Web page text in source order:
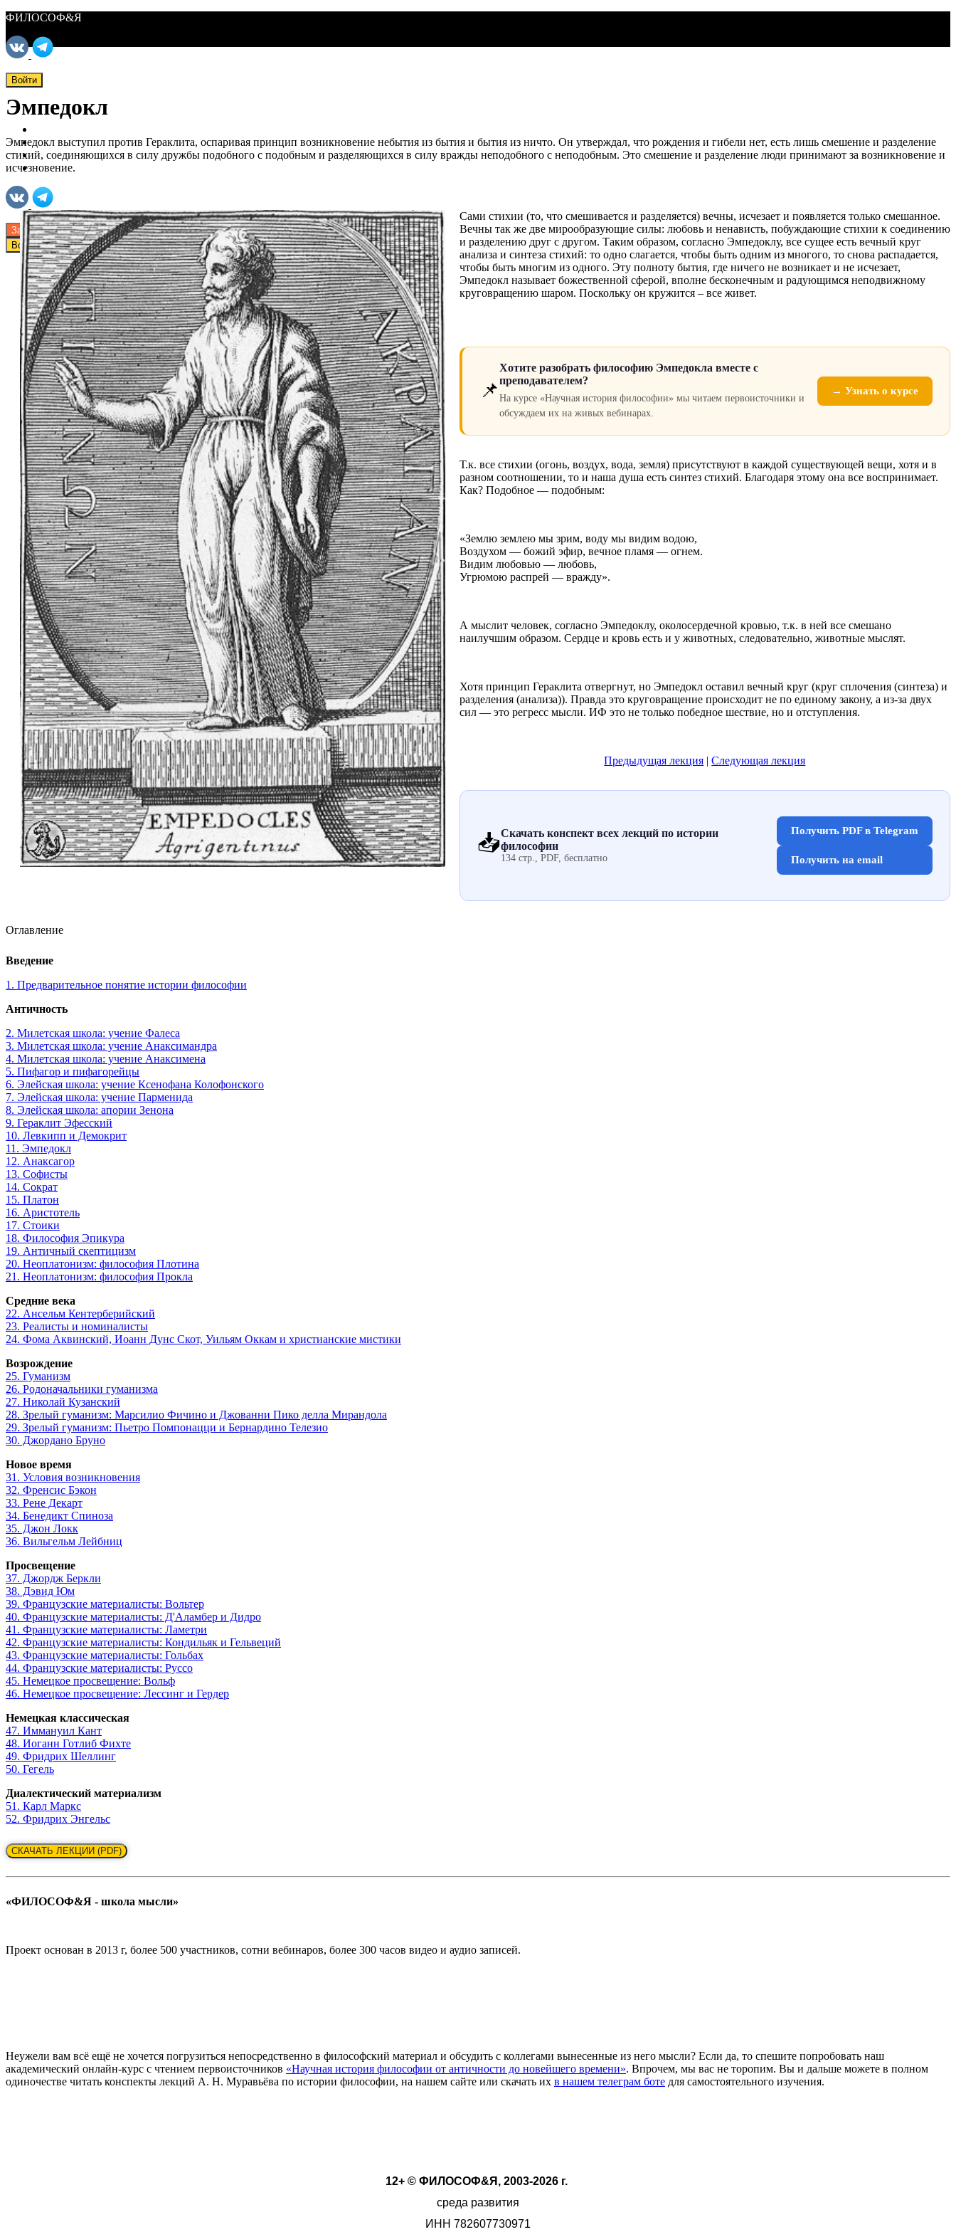
ФИЛОСОФ&Я
Войти
ФИЛОСОФ&Я
Материалы
О нас
Поддержать нас
Записаться на курс
Войти
Эмпедокл
Эмпедокл выступил против Гераклита, оспаривая принцип возникновение небытия из бытия и бытия из ничто. Он утверждал, что рождения и гибели нет, есть лишь смешение и разделение
стихий, соединяющихся в силу дружбы подобного с подобным и разделяющихся в силу вражды неподобного с неподобным. Это смешение и разделение люди принимают за возникновение и
исчезновение.
Сами стихии (то, что смешивается и разделяется) вечны, исчезает и появляется только смешанное.
Вечны так же две мирообразующие силы: любовь и ненависть, побуждающие стихии к соединению
и разделению друг с другом. Таким образом, согласно Эмпедоклу, все сущее есть вечный круг
анализа и синтеза стихий: то одно слагается, чтобы быть одним из многого, то снова распадается,
чтобы быть многим из одного. Эту полноту бытия, где ничего не возникает и не исчезает,
Эмпедокл называет божественной сферой, вполне бесконечным и радующимся неподвижному
круговращению шаром. Поскольку он кружится – все живет.
📌
Хотите разобрать философию Эмпедокла вместе с
преподавателем?
На курсе «Научная история философии» мы читаем первоисточники и
обсуждаем их на живых вебинарах.
→ Узнать о курсе
Т.к. все стихии (огонь, воздух, вода, земля) присутствуют в каждой существующей вещи, хотя и в
разном соотношении, то и наша душа есть синтез стихий. Благодаря этому она все воспринимает.
Как? Подобное — подобным:
«Землю землею мы зрим, воду мы видим водою,
Воздухом — божий эфир, вечное пламя — огнем.
Видим любовью — любовь,
Угрюмою распрей — вражду».
А мыслит человек, согласно Эмпедоклу, околосердечной кровью, т.к. в ней все смешано
наилучшим образом. Сердце и кровь есть и у животных, следовательно, животные мыслят.
Хотя принцип Гераклита отвергнут, но Эмпедокл оставил вечный круг (круг сплочения (синтеза) и
разделения (анализа)). Правда это круговращение происходит не по единому закону, а из-за двух
сил — это регресс мысли. ИФ это не только победное шествие, но и отступления.
Предыдущая лекция |Следующая лекция
📥Скачать конспект всех лекций по истории
философии
134 стр., PDF, бесплатно
Получить PDF в Telegram
Получить на email
Оглавление
Введение
1. Предварительное понятие истории философии
Античность
2. Милетская школа: учение Фалеса
3. Милетская школа: учение Анаксимандра
4. Милетская школа: учение Анаксимена
5. Пифагор и пифагорейцы
6. Элейская школа: учение Ксенофана Колофонского
7. Элейская школа: учение Парменида
8. Элейская школа: апории Зенона
9. Гераклит Эфесский
10. Левкипп и Демокрит
11. Эмпедокл
12. Анаксагор
13. Софисты
14. Сократ
15. Платон
16. Аристотель
17. Стоики
18. Философия Эпикура
19. Античный скептицизм
20. Неоплатонизм: философия Плотина
21. Неоплатонизм: философия Прокла
Средние века
22. Ансельм Кентерберийский
23. Реалисты и номиналисты
24. Фома Аквинский, Иоанн Дунс Скот, Уильям Оккам и христианские мистики
Возрождение
25. Гуманизм
26. Родоначальники гуманизма
27. Николай Кузанский
28. Зрелый гуманизм: Марсилио Фичино и Джованни Пико делла Мирандола
29. Зрелый гуманизм: Пьетро Помпонацци и Бернардино Телезио
30. Джордано Бруно
Новое время
31. Условия возникновения
32. Френсис Бэкон
33. Рене Декарт
34. Бенедикт Спиноза
35. Джон Локк
36. Вильгельм Лейбниц
Просвещение
37. Джордж Беркли
38. Дэвид Юм
39. Французские материалисты: Вольтер
40. Французские материалисты: Д'Аламбер и Дидро
41. Французские материалисты: Ламетри
42. Французские материалисты: Кондильяк и Гельвеций
43. Французские материалисты: Гольбах
44. Французские материалисты: Руссо
45. Немецкое просвещение: Вольф
46. Немецкое просвещение: Лессинг и Гердер
Немецкая классическая
47. Иммануил Кант
48. Иоганн Готлиб Фихте
49. Фридрих Шеллинг
50. Гегель
Диалектический материализм
51. Карл Маркс
52. Фридрих Энгельс
СКАЧАТЬ ЛЕКЦИИ (PDF)
«ФИЛОСОФ&Я - школа мысли»
Проект основан в 2013 г, более 500 участников, сотни вебинаров, более 300 часов видео и аудио записей.
Неужели вам всё ещё не хочется погрузиться непосредственно в философский материал и обсудить с коллегами вынесенные из него мысли? Если да, то спешите попробовать наш
академический онлайн-курс с чтением первоисточников «Научная история философии от античности до новейшего времени». Впрочем, мы вас не торопим. Вы и дальше можете в полном
одиночестве читать конспекты лекций А. Н. Муравьёва по истории философии, на нашем сайте или скачать их в нашем телеграм боте для самостоятельного изучения.
12+ © ФИЛОСОФ&Я, 2003-2026 г.
среда развития
ИНН 782607730971